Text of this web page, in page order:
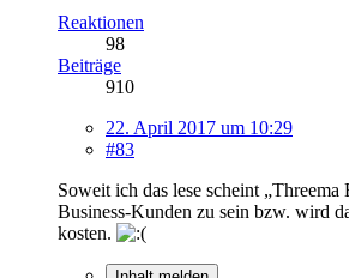
Reaktionen
98
Beiträge
910
22. April 2017 um 10:29
#83
Soweit ich das lese scheint „Threema
Business-Kunden zu sein bzw. wird
kosten.